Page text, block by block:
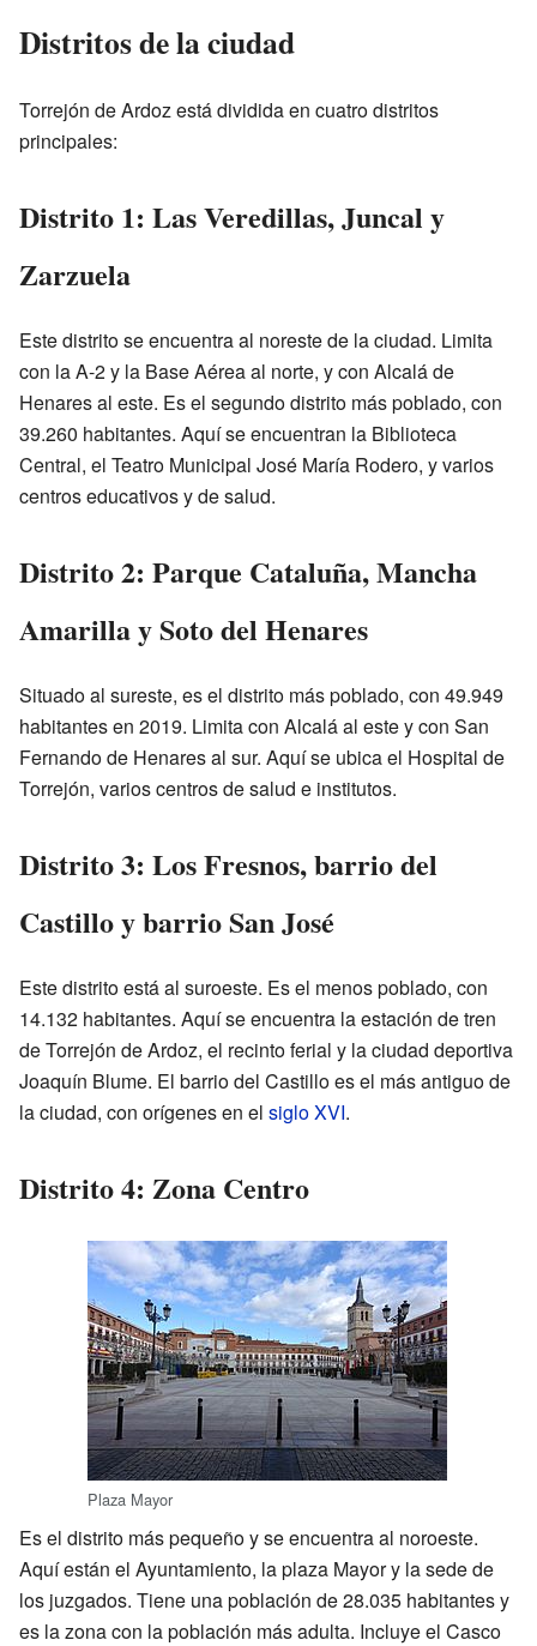
Distritos de la ciudad
Torrejón de Ardoz está dividida en cuatro distritos
principales:
Distrito 1: Las Veredillas, Juncal y
Zarzuela
Este distrito se encuentra al noreste de la ciudad. Limita
con la A-2 y la Base Aérea al norte, y con Alcalá de
Henares al este. Es el segundo distrito más poblado, con
39.260 habitantes. Aquí se encuentran la Biblioteca
Central, el Teatro Municipal José María Rodero, y varios
centros educativos y de salud.
Distrito 2: Parque Cataluña, Mancha
Amarilla y Soto del Henares
Situado al sureste, es el distrito más poblado, con 49.949
habitantes en 2019. Limita con Alcalá al este y con San
Fernando de Henares al sur. Aquí se ubica el Hospital de
Torrejón, varios centros de salud e institutos.
Distrito 3: Los Fresnos, barrio del
Castillo y barrio San José
Este distrito está al suroeste. Es el menos poblado, con
14.132 habitantes. Aquí se encuentra la estación de tren
de Torrejón de Ardoz, el recinto ferial y la ciudad deportiva
Joaquín Blume. El barrio del Castillo es el más antiguo de
la ciudad, con orígenes en el siglo XVI.
Distrito 4: Zona Centro
Plaza Mayor
Es el distrito más pequeño y se encuentra al noroeste.
Aquí están el Ayuntamiento, la plaza Mayor y la sede de
los juzgados. Tiene una población de 28.035 habitantes y
es la zona con la población más adulta. Incluye el Casco